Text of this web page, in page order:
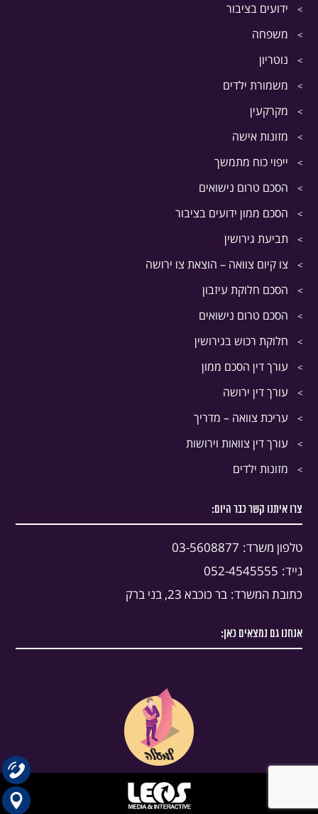
ידועים בציבור
משפחה
נוטריון
משמורת ילדים
מקרקעין
מזונות אישה
ייפוי כוח מתמשך
הסכם טרום נישואים
הסכם ממון ידועים בציבור
תביעת גירושין
צו קיום צוואה – הוצאת צו ירושה
הסכם חלוקת עיזבון
הסכם טרום נישואים
חלוקת רכוש בגירושין
עורך דין הסכם ממון
עורך דין ירושה
עריכת צוואה – מדריך
עורך דין צוואות וירושות
מזונות ילדים
צרו איתנו קשר כבר היום:
טלפון משרד: 03-5608877
נייד: 052-4545555
כתובת המשרד: בר כוכבא 23, בני ברק
אנחנו גם נמצאים כאן: